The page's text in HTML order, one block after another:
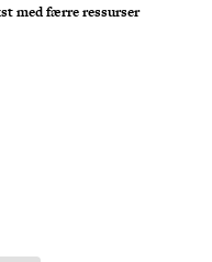
med færre ressurser